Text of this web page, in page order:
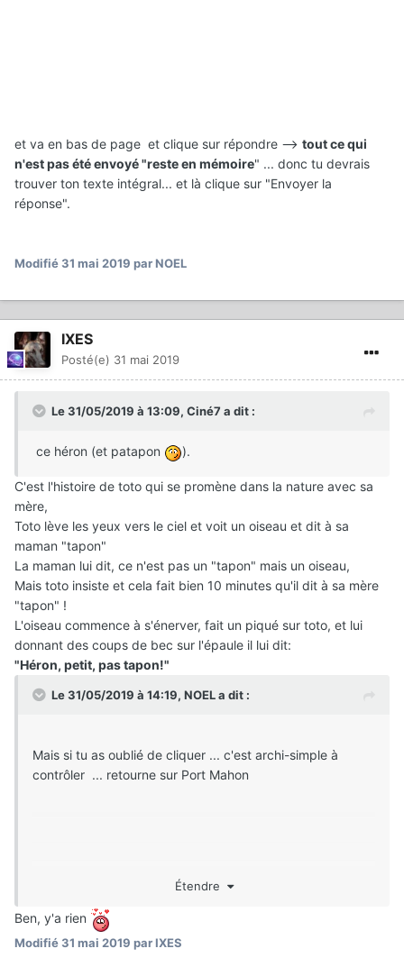
et va en bas de page et clique sur répondre --> tout ce qui
n'est pas été envoyé "reste en mémoire" ... donc tu devrais
trouver ton texte intégral... et là clique sur "Envoyer la
réponse".
Modifié31 mai 2019 par NOEL
IXES
Posté(e) 31 mai 2019
Le 31/05/2019 à 13:09, Ciné7 a dit :
ce héron (et patapon ).
C'est l'histoire de toto qui se promène dans la nature avec sa
mère,
Toto lève les yeux vers le ciel et voit un oiseau et dit à sa
maman "tapon"
La maman lui dit, ce n'est pas un "tapon" mais un oiseau,
Mais toto insiste et cela fait bien 10 minutes qu'il dit à sa mère
"tapon" !
L'oiseau commence à s'énerver, fait un piqué sur toto, et lui
donnant des coups de bec sur l'épaule il lui dit:
"Héron, petit, pas tapon!"
Le 31/05/2019 à 14:19, NOELa dit :
Mais si tu as oublié de cliquer ... c'est archi-simple à
contrôler ... retourne sur Port Mahon
Étendre
Ben, y'a rien
Modifié31 mai 2019 par IXES